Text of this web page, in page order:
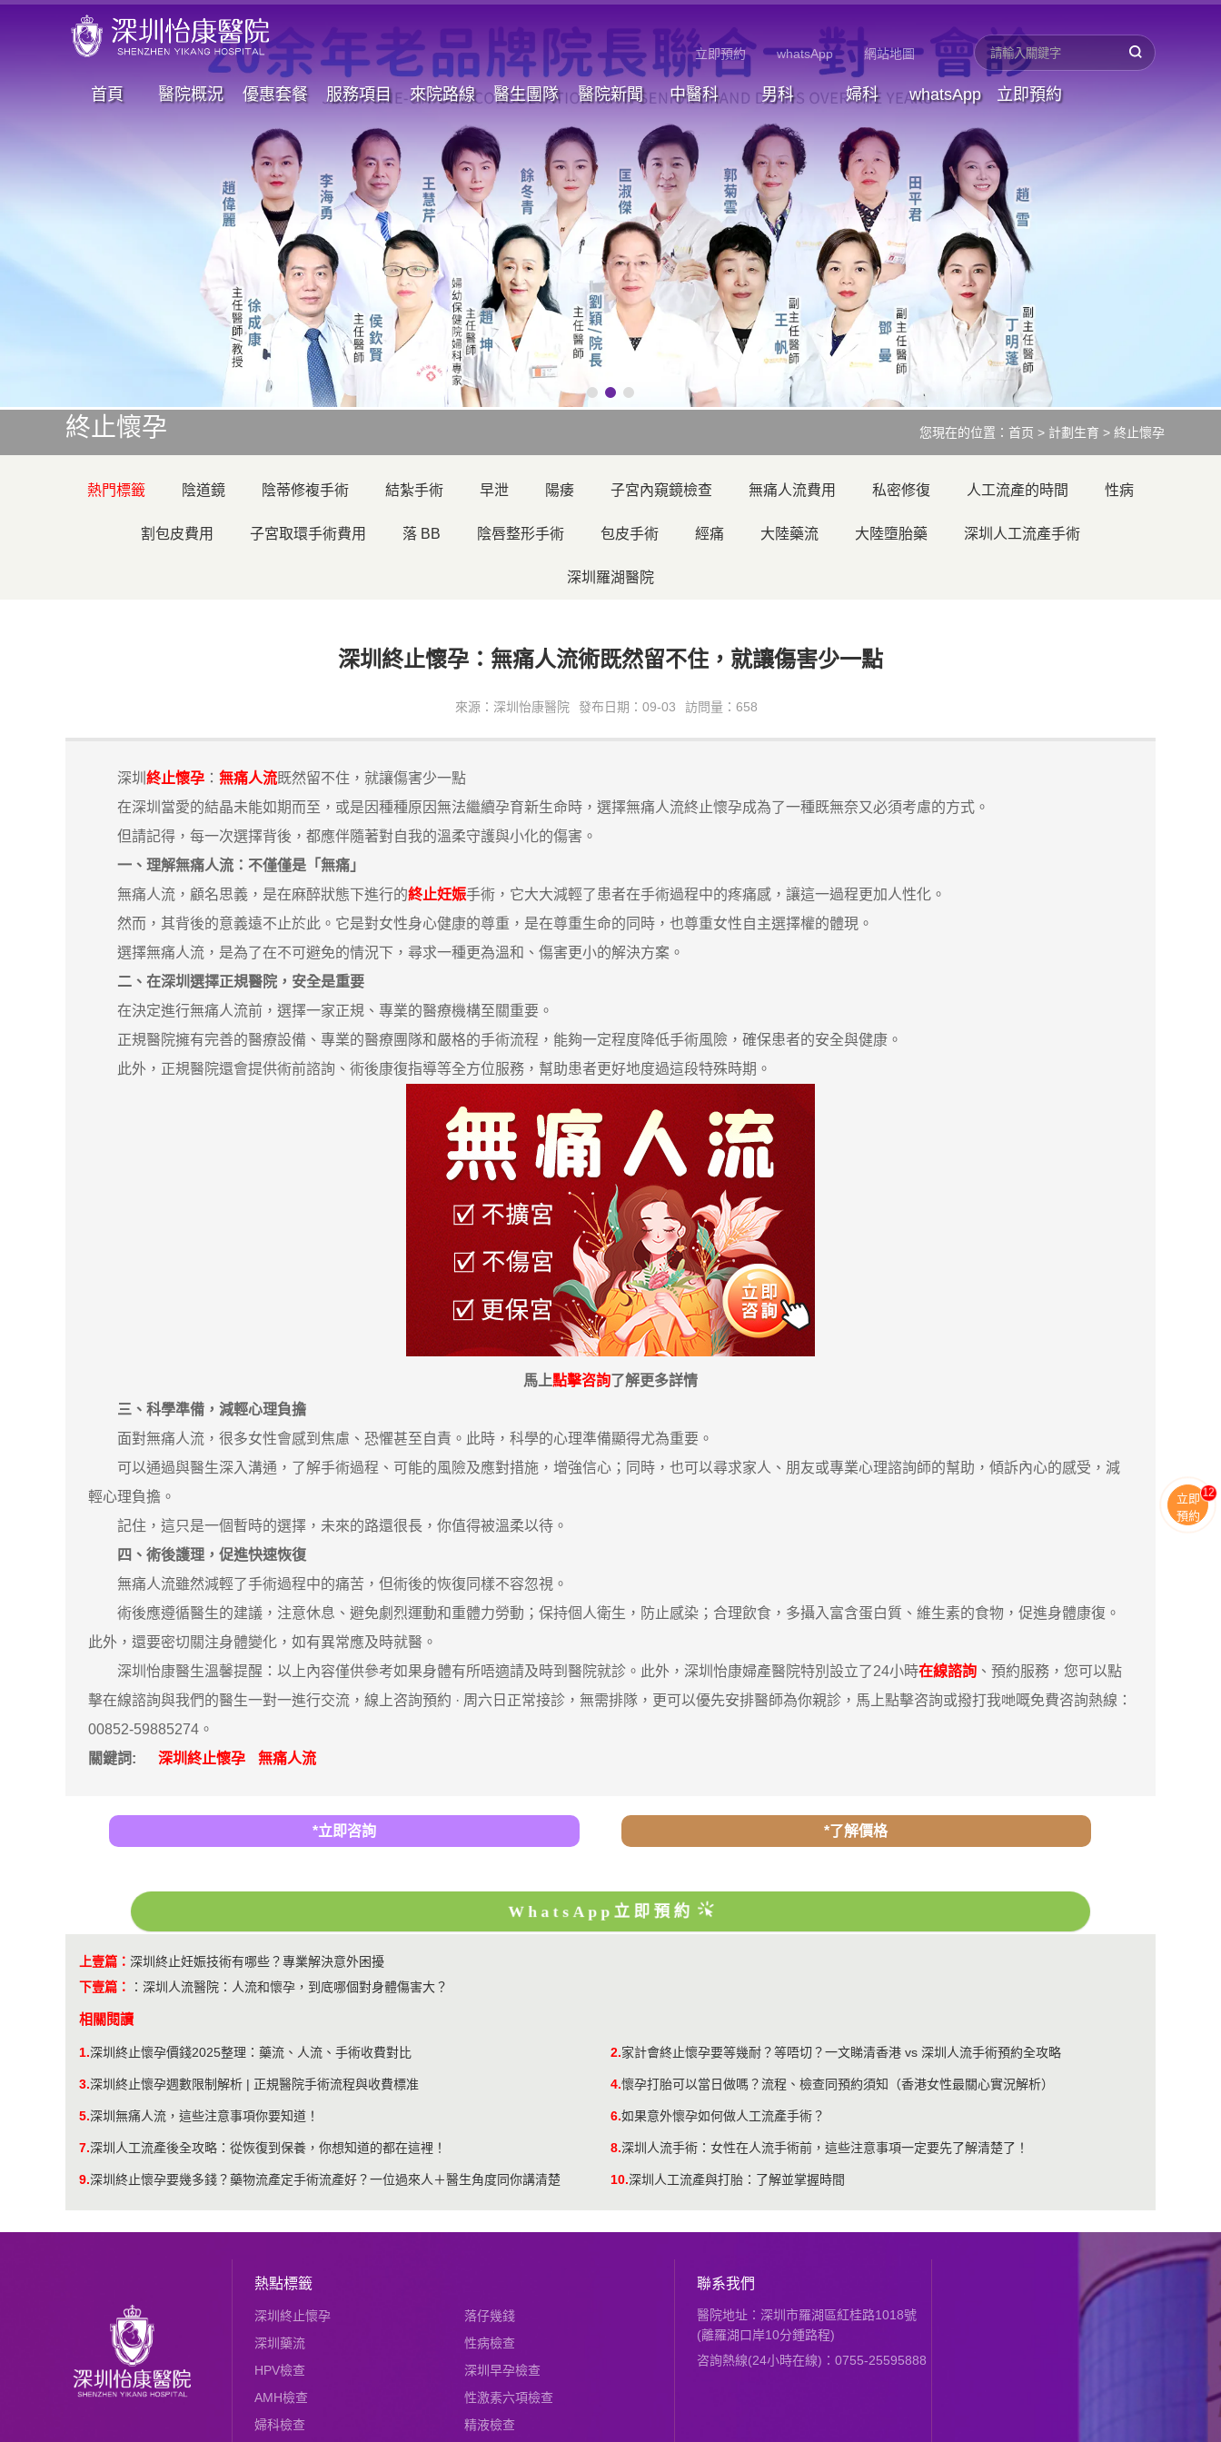
立即預約 whatsApp 網站地圖
首頁 醫院概況 優惠套餐 服務項目 來院路線 醫生團隊 醫院新聞 中醫科 男科 婦科 whatsApp 立即預約
終止懷孕 您現在的位置： 首页 > 計劃生育 > 終止懷孕
熱門標籤 陰道鏡 陰蒂修複手術 結紮手術 早泄 陽痿 子宮內窺鏡檢查 無痛人流費用 私密修復 人工流產的時間 性病
割包皮費用 子宮取環手術費用 落 BB 陰唇整形手術 包皮手術 經痛 大陸藥流 大陸墮胎藥 深圳人工流產手術
深圳羅湖醫院
深圳終止懷孕：無痛人流術既然留不住，就讓傷害少一點
來源：深圳怡康醫院 發布日期：09-03 訪問量：658
深圳 終止懷孕 ： 無痛人流既然留不住，就讓傷害少一點
在深圳當愛的結晶未能如期而至，或是因種種原因無法繼續孕育新生命時，選擇無痛人流終止懷孕成為了一種既無奈又必須考慮的方式。
但請記得，每一次選擇背後，都應伴隨著對自我的溫柔守護與小化的傷害。
一、理解無痛人流：不僅僅是「無痛」
無痛人流，顧名思義，是在麻醉狀態下進行的終止妊娠手術，它大大減輕了患者在手術過程中的疼痛感，讓這一過程更加人性化。
然而，其背後的意義遠不止於此。它是對女性身心健康的尊重，是在尊重生命的同時，也尊重女性自主選擇權的體現。
選擇無痛人流，是為了在不可避免的情況下，尋求一種更為溫和、傷害更小的解決方案。
二、在深圳選擇正規醫院，安全是重要
在決定進行無痛人流前，選擇一家正規、專業的醫療機構至關重要。
正規醫院擁有完善的醫療設備、專業的醫療團隊和嚴格的手術流程，能夠一定程度降低手術風險，確保患者的安全與健康。
此外，正規醫院還會提供術前諮詢、術後康復指導等全方位服務，幫助患者更好地度過這段特殊時期。
馬上點擊咨詢了解更多詳情
三、科學準備，減輕心理負擔
面對無痛人流，很多女性會感到焦慮、恐懼甚至自責。此時，科學的心理準備顯得尤為重要。
可以通過與醫生深入溝通，了解手術過程、可能的風險及應對措施，增強信心；同時，也可以尋求家人、朋友或專業心理諮詢師的幫助，傾訴內心的感受，減
輕心理負擔。
記住，這只是一個暫時的選擇，未來的路還很長，你值得被溫柔以待。
四、術後護理，促進快速恢復
無痛人流雖然減輕了手術過程中的痛苦，但術後的恢復同樣不容忽視。
術後應遵循醫生的建議，注意休息、避免劇烈運動和重體力勞動；保持個人衛生，防止感染；合理飲食，多攝入富含蛋白質、維生素的食物，促進身體康復。
此外，還要密切關注身體變化，如有異常應及時就醫。
深圳怡康醫生溫馨提醒：以上內容僅供參考如果身體有所唔適請及時到醫院就診。此外，深圳怡康婦產醫院特別設立了24小時在線諮詢 、預約服務，您可以點
擊在線諮詢與我們的醫生一對一進行交流，線上咨詢預約 · ‎周六日正常接診，無需排隊，更可以優先安排醫師為你親診，馬上點擊咨詢或撥打我哋嘅免費咨詢熱線：
00852-59885274。
關鍵詞:
深圳終止懷孕 無痛人流
*立即咨詢 *了解價格
WhatsApp立即預約
上壹篇： 深圳終止妊娠技術有哪些？專業解決意外困擾
下壹篇：
： ​深圳人流醫院：人流和懷孕，到底哪個對身體傷害大？
相關閱讀
1.深圳終止懷孕價錢2025整理：藥流、人流、手術收費對比 2.家計會終止懷孕要等幾耐？等唔切？一文睇清香港 vs 深圳人流手術預約全攻略
3.深圳終止懷孕週數限制解析 | 正規醫院手術流程與收費標准 4.懷孕打胎可以當日做嗎？流程、檢查同預約須知（香港女性最關心實況解析）
5.深圳無痛人流，這些注意事項你要知道！ 6.如果意外懷孕如何做人工流產手術？
7.深圳人工流產後全攻略：從恢復到保養，你想知道的都在這裡！ 8.深圳人流手術：女性在人流手術前，這些注意事項一定要先了解清楚了！
9.深圳終止懷孕要幾多錢？藥物流產定手術流產好？一位過來人＋醫生角度同你講清楚 10.深圳人工流產與打胎：了解並掌握時間
熱點標籤
深圳終止懷孕
落仔幾錢
深圳藥流
性病檢查
HPV檢查
深圳早孕檢查
AMH檢查
性激素六項檢查
婦科檢查
精液檢查
聯系我們
醫院地址：深圳市羅湖區紅桂路1018號
(離羅湖口岸10分鍾路程)
咨詢熱線(24小時在線)：0755-25595888
立即
預約
13